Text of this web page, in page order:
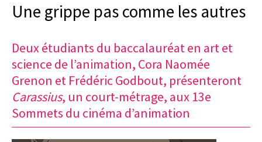
Une grippe pas comme les autres
Deux étudiants du baccalauréat en art et
science de l’animation, Cora Naomée
Grenon et Frédéric Godbout, présenteront
Carassius, un court-métrage, aux 13e
Sommets du cinéma d’animation